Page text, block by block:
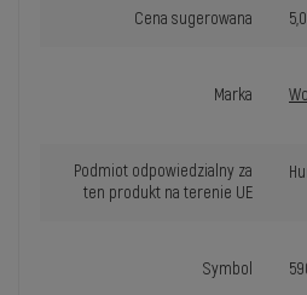
Cena sugerowana
Marka
Podmiot odpowiedzialny za
ten produkt na terenie UE
Symbol